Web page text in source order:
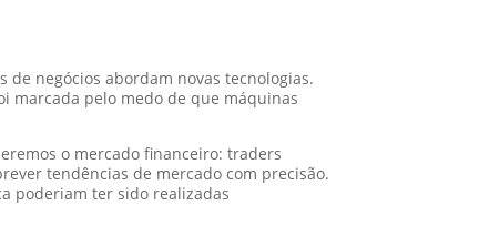
negócios abordam novas tecnologias.
marcada pelo medo de que máquinas
o mercado financeiro: traders
tendências de mercado com precisão.
poderiam ter sido realizadas